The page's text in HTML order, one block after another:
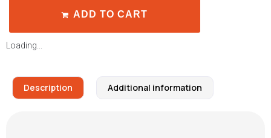
ADD TO CART
Loading...
Description Additional information